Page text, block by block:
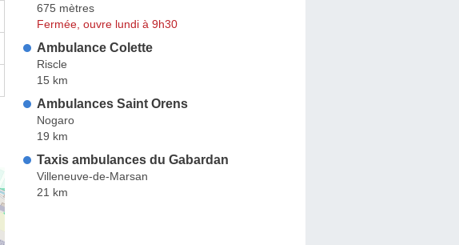
675 mètres
Fermée, ouvre lundi à 9h30
Ambulance Colette
Riscle
15 km
Ambulances Saint Orens
Nogaro
19 km
Taxis ambulances du Gabardan
Villeneuve-de-Marsan
21 km